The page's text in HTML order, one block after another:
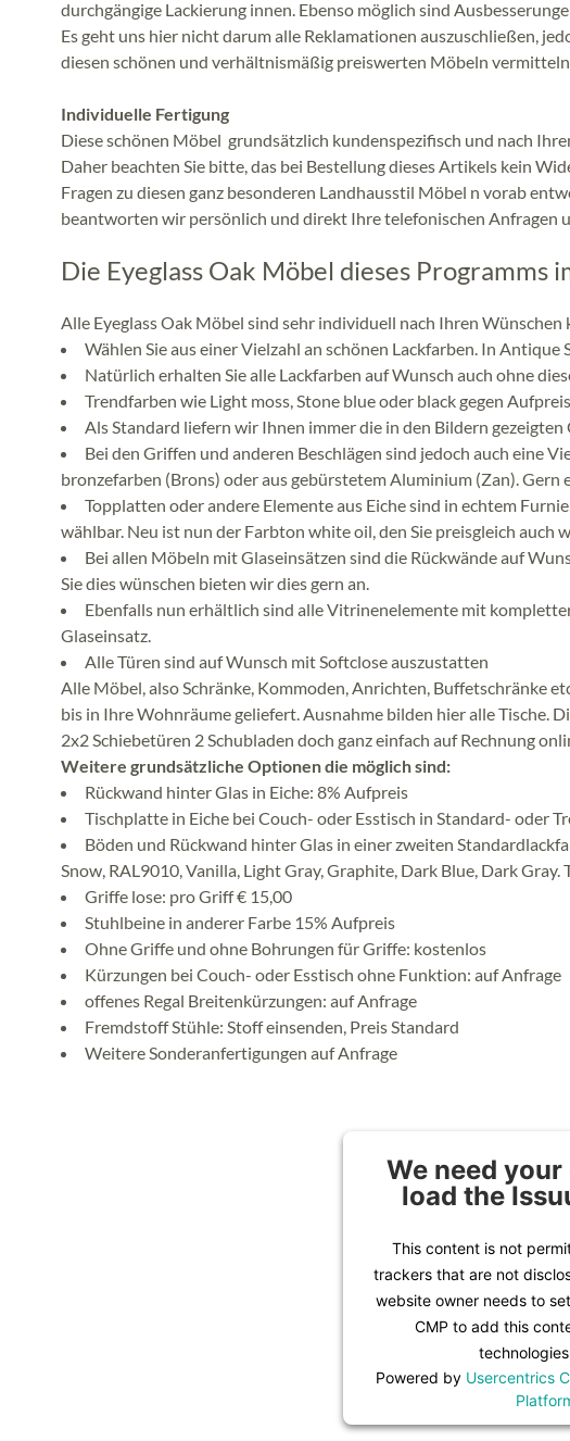
durchgängige Lackierung innen. Ebenso möglich sind
Es geht uns hier nicht darum alle Reklamationen auszuschließen,
diesen schönen und verhältnismäßig preiswerten Möbeln
Individuelle Fertigung
Diese schönen Möbel grundsätzlich kundenspezifisch und nach
Daher beachten Sie bitte, das bei Bestellung dieses Artikels kein
Fragen zu diesen ganz besonderen Landhausstil Möbel n vorab
beantworten wir persönlich und direkt Ihre telefonischen
Die Eyeglass Oak Möbel dieses Programms
Alle Eyeglass Oak Möbel sind sehr individuell nach Ihren Wünschen
Wählen Sie aus einer Vielzahl an schönen Lackfarben. In Antique
Natürlich erhalten Sie alle Lackfarben auf Wunsch auch ohne
Trendfarben wie Light moss, Stone blue oder black gegen
Als Standard liefern wir Ihnen immer die in den Bildern
Bei den Griffen und anderen Beschlägen sind jedoch auch eine
bronzefarben (Brons) oder aus gebürstetem Aluminium (Zan).
Topplatten oder andere Elemente aus Eiche sind in echtem
wählbar. Neu ist nun der Farbton white oil, den Sie preisgleich auch
Bei allen Möbeln mit Glaseinsätzen sind die Rückwände auf
Sie dies wünschen bieten wir dies gern an.
Ebenfalls nun erhältlich sind alle Vitrinenelemente mit
Glaseinsatz.
Alle Türen sind auf Wunsch mit Softclose auszustatten
Alle Möbel, also Schränke, Kommoden, Anrichten, Buffetschränke
bis in Ihre Wohnräume geliefert. Ausnahme bilden hier alle Tische.
2x2 Schiebetüren 2 Schubladen doch ganz einfach auf Rechnung
Weitere grundsätzliche Optionen die möglich sind:
Rückwand hinter Glas in Eiche: 8% Aufpreis
Tischplatte in Eiche bei Couch- oder Esstisch in Standard- oder
Böden und Rückwand hinter Glas in einer zweiten
Snow, RAL9010, Vanilla, Light Gray, Graphite, Dark Blue, Dark
Griffe lose: pro Griff € 15,00
Stuhlbeine in anderer Farbe 15% Aufpreis
Ohne Griffe und ohne Bohrungen für Griffe: kostenlos
Kürzungen bei Couch- oder Esstisch ohne Funktion: auf Anfrage
offenes Regal Breitenkürzungen: auf Anfrage
Fremdstoff Stühle: Stoff einsenden, Preis Standard
Weitere Sonderanfertigungen auf Anfrage
We need
load the
This content is not
trackers that are not
website owner needs to
CMP to add this
Powered by Usercentrics